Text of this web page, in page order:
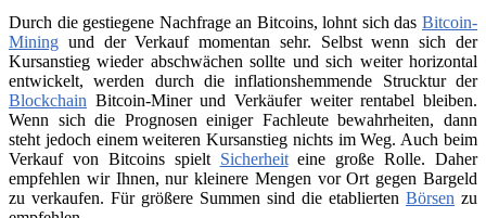
Durch die gestiegene Nachfrage an Bitcoins, lohnt sich das Bitcoin-
Mining und der Verkauf momentan sehr. Selbst wenn sich der
Kursanstieg wieder abschwächen sollte und sich weiter horizontal
entwickelt, werden durch die inflationshemmende Strucktur der
Blockchain Bitcoin-Miner und Verkäufer weiter rentabel bleiben.
Wenn sich die Prognosen einiger Fachleute bewahrheiten, dann
steht jedoch einem weiteren Kursanstieg nichts im Weg. Auch beim
Verkauf von Bitcoins spielt Sicherheiteine große Rolle. Daher
empfehlen wir Ihnen, nur kleinere Mengen vor Ort gegen Bargeld
zu verkaufen. Für größere Summen sind die etablierten Börsen zu